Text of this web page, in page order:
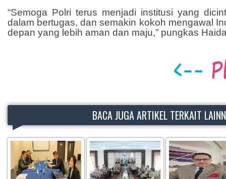
“Semoga Polri terus menjadi institusi yang
dalam bertugas, dan semakin kokoh mengawal
depan yang lebih aman dan maju,” pungkas
BACA JUGA ARTIKEL TERKAIT